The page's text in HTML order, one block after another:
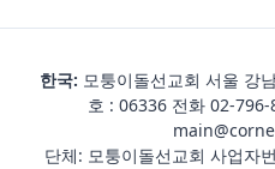
한국: 모퉁이돌선교회 서울 강
호 : 06336 전화 02-796-
단체: 모퉁이돌선교회 사업자